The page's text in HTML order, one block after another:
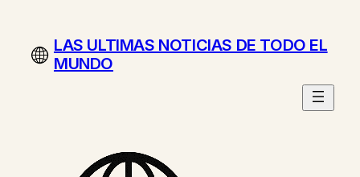
contenidoLAS ULTIMAS NOTICIAS DE TODO EL
MUNDO